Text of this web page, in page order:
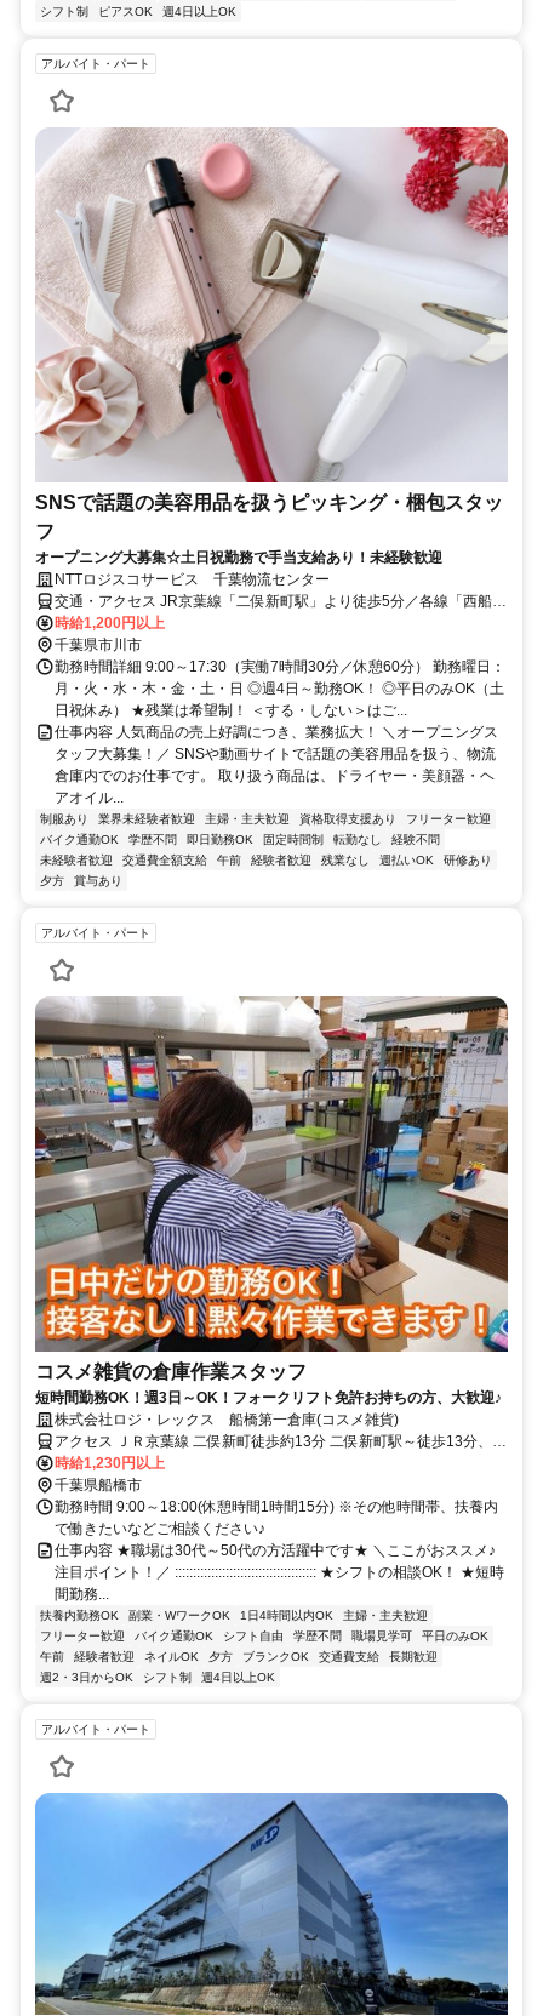
シフト制
ピアスOK 週4日以上OK
アルバイト・パート
SNSで話題の美容用品を扱うピッキング・梱包スタッ
フ
オープニング大募集☆土日祝勤務で手当支給あり！未経験歓迎
NTTロジスコサービス 千葉物流センター
交通・アクセス JR京葉線「二俣新町駅」より徒歩5分／各線「西船橋
駅」より自転車で約9分
時給1,200円以上
千葉県市川市
勤務時間詳細 9:00～17:30（実働7時間30分／休憩60分） 勤務曜日：
月・火・水・木・金・土・日 ◎週4日～勤務OK！ ◎平日のみOK（土
日祝休み） ★残業は希望制！ ＜する・しない＞はご...
仕事内容 人気商品の売上好調につき、業務拡大！ ＼オープニングス
タッフ大募集！／ SNSや動画サイトで話題の美容用品を扱う、物流
倉庫内でのお仕事です。 取り扱う商品は、ドライヤー・美顔器・ヘ
アオイル...
制服あり 業界未経験者歓迎 主婦・主夫歓迎 資格取得支援あり
フリーター歓迎
バイク通勤OK
学歴不問 即日勤務OK 固定時間制 転勤なし
経験不問
未経験者歓迎
交通費全額支給 午前 経験者歓迎 残業なし 週払いOK
研修あり
夕方
賞与あり
アルバイト・パート
コスメ雑貨の倉庫作業スタッフ
短時間勤務OK！週3日～OK！フォークリフト免許お持ちの方、大歓迎♪
株式会社ロジ・レックス 船橋第一倉庫(コスメ雑貨)
アクセス ＪＲ京葉線 二俣新町徒歩約13分 二俣新町駅～徒歩13分、西
船橋駅～自転車17分、原木中山駅～自転車13分、船橋駅～バス15分
時給1,230円以上
千葉県船橋市
勤務時間 9:00～18:00(休憩時間1時間15分) ※その他時間帯、扶養内
で働きたいなどご相談ください♪
仕事内容 ★職場は30代～50代の方活躍中です★ ＼ここがおススメ♪
注目ポイント！／ ::::::::::::::::::::::::::::::::::::::: ★シフトの相談OK！ ★短時
間勤務...
扶養内勤務OK 副業・WワークOK 1日4時間以内OK
主婦・主夫歓迎
フリーター歓迎
バイク通勤OK シフト自由 学歴不問 職場見学可
平日のみOK
午前
経験者歓迎 ネイルOK 夕方 ブランクOK 交通費支給
長期歓迎
週2・3日からOK
シフト制 週4日以上OK
アルバイト・パート